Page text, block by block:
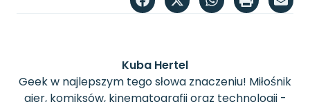
Kuba Hertel
Geek w najlepszym tego słowa znaczeniu! Miłośnik
gier, komiksów, kinematografii oraz technologii -